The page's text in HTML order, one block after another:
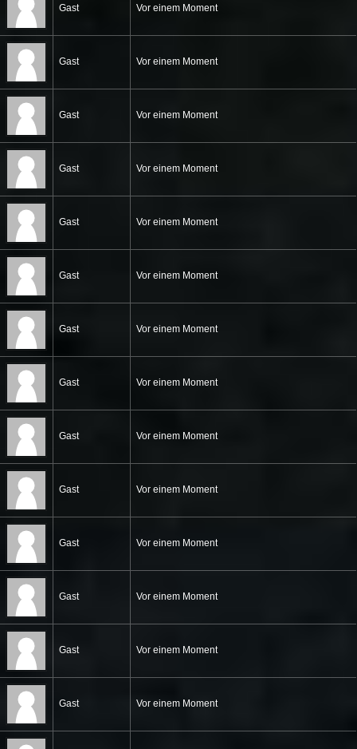
Gast Vor einem Moment
Gast Vor einem Moment
Gast Vor einem Moment
Gast Vor einem Moment
Gast Vor einem Moment
Gast Vor einem Moment
Gast Vor einem Moment
Gast Vor einem Moment
Gast Vor einem Moment
Gast Vor einem Moment
Gast Vor einem Moment
Gast Vor einem Moment
Gast Vor einem Moment
Gast Vor einem Moment